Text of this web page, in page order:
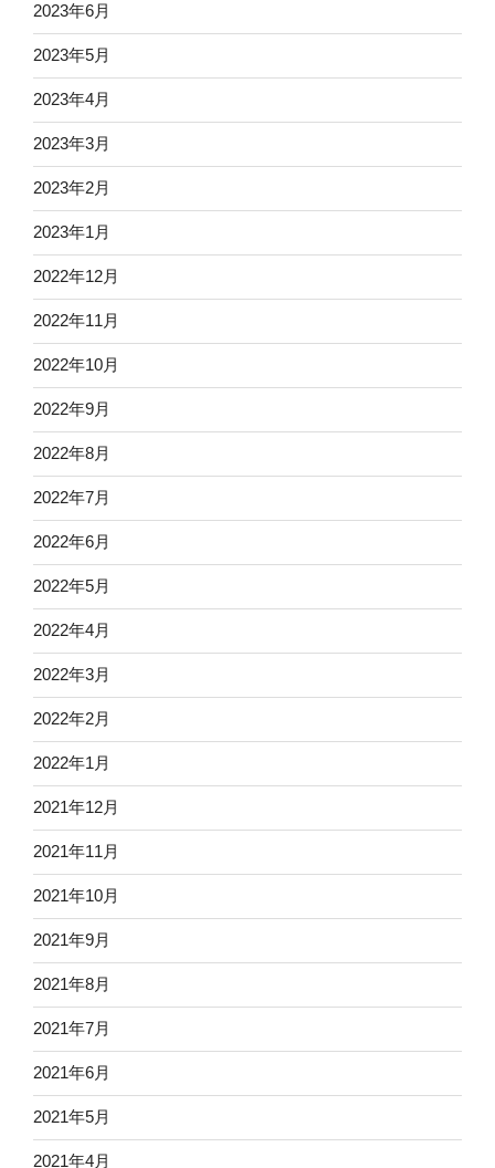
2023年6月
2023年5月
2023年4月
2023年3月
2023年2月
2023年1月
2022年12月
2022年11月
2022年10月
2022年9月
2022年8月
2022年7月
2022年6月
2022年5月
2022年4月
2022年3月
2022年2月
2022年1月
2021年12月
2021年11月
2021年10月
2021年9月
2021年8月
2021年7月
2021年6月
2021年5月
2021年4月